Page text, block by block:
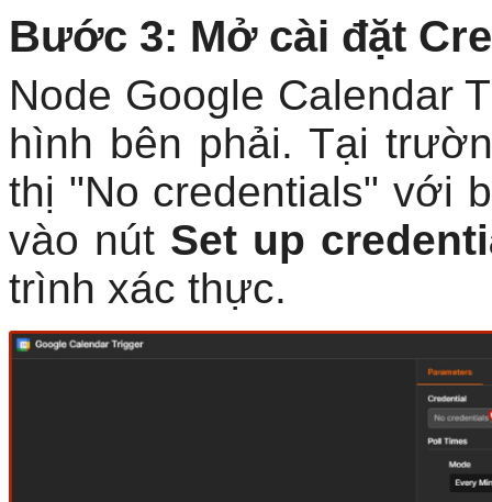
Bước 3: Mở cài đặt
Node Google Calendar
hình bên phải. Tại
thị "No credentials" với
vào nút Set up
trình xác thực.